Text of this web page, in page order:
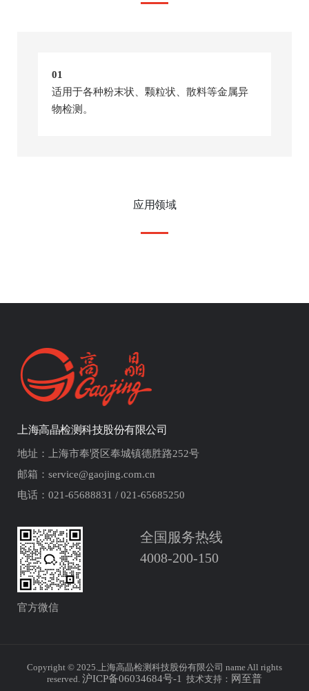
01
适用于各种粉末状、颗粒状、散料等金属异
物检测。
应用领域
上海高晶检测科技股份有限公司
地址：上海市奉贤区奉城镇德胜路252号
邮箱：service@gaojing.com.cn
电话：021-65688831 / 021-65685250
官方微信
全国服务热线
4008-200-150
Copyright © 2025.上海高晶检测科技股份有限公司 name All rights
reserved. 沪ICP备06034684号-1 技术支持： 网至普